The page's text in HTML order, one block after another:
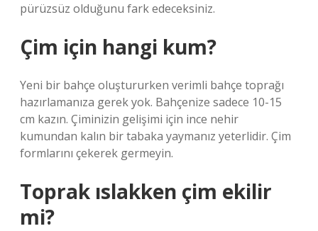
pürüzsüz olduğunu fark edeceksiniz.
Çim için hangi kum?
Yeni bir bahçe oluştururken verimli bahçe toprağı
hazırlamanıza gerek yok. Bahçenize sadece 10-15
cm kazın. Çiminizin gelişimi için ince nehir
kumundan kalın bir tabaka yaymanız yeterlidir. Çim
formlarını çekerek germeyin.
Toprak ıslakken çim ekilir
mi?